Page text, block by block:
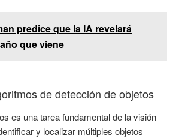
predice que la IA revelará
que viene
de detección de objetos
es una tarea fundamental de la visión
y localizar múltiples objetos